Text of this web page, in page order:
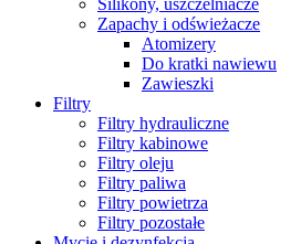
Silikony, uszczelniacze
Zapachy i odświeżacze
Atomizery
Do kratki nawiewu
Zawieszki
Filtry
Filtry hydrauliczne
Filtry kabinowe
Filtry oleju
Filtry paliwa
Filtry powietrza
Filtry pozostałe